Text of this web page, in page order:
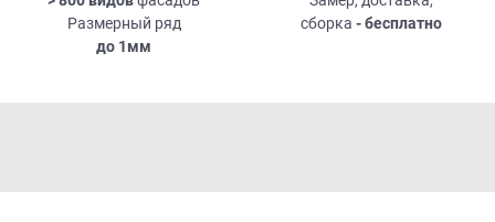
Размерный ряд
до 1мм
сборка - бесплатно